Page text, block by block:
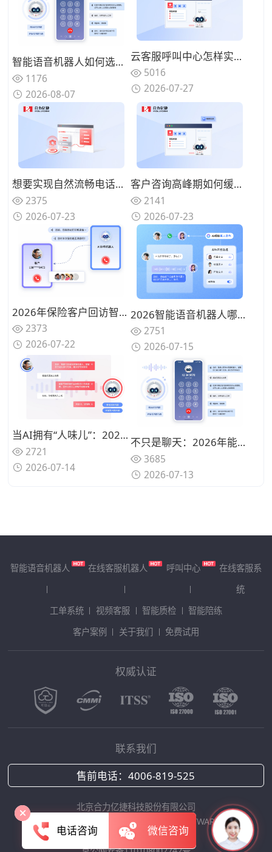
智能语音机器人如何选型？2026年核心技术解析与合力亿捷落地实践
1176
2026-08-07
云客服呼叫中心怎样实现夜间无人值守服务？智能语音机器人承接基础问询
5016
2026-07-27
想要实现自然流畅电话对话，选购智能语音机器人重点看哪些方面？
2375
2026-07-23
客户咨询高峰期如何缓解坐席压力？智能语音机器人可以承担哪些工作
2141
2026-07-23
2026年保险客户回访智能语音机器人推荐，真人质感音色
2373
2026-07-22
2026智能语音机器人哪个牌子好？响应延迟与并发能力成关键筛选指标
2751
2026-07-15
当AI拥有“人味儿”：2026年接近真人音色的智能语音机器人推荐
2721
2026-07-14
不只是聊天：2026年能独立完成复杂业务的智能语音机器人推荐
3685
2026-07-13
智能语音机器人 在线客服机器人 呼叫中心
在线客服系
统
工单系统
视频客服 智能质检
智能陪练
客户案例
关于我们 免费试用
权威认证
联系我们
售前电话：4006-819-525
北京合力亿捷科技股份有限公司
Copyright © 2025 HOLLYCRM SOFTWARE
京ICP备12042422号-1
电话咨询 微信咨询